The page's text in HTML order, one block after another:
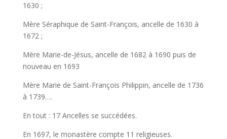
1630 ;
Mère Séraphique de Saint-François, ancelle de 1630 à
1672 ;
Mère Marie-de-Jésus, ancelle de 1682 à 1690 puis de
nouveau en 1693
Mère Marie de Saint-François Philippin, ancelle de 1736
à 1739….
En tout : 17 Ancelles se succédées.
En 1697, le monastère compte 11 religieuses.